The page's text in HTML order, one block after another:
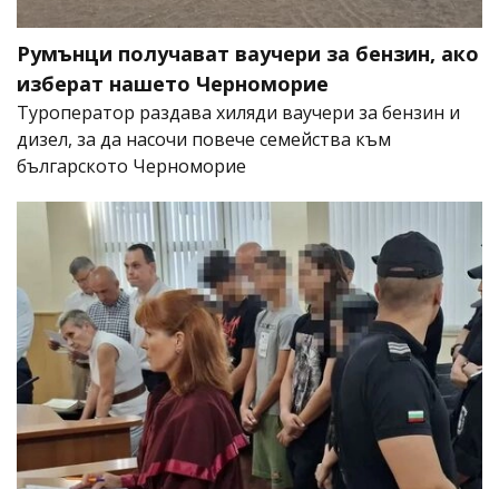
Румънци получават ваучери за бензин, ако
изберат нашето Черноморие
Туроператор раздава хиляди ваучери за бензин и
дизел, за да насочи повече семейства към
българското Черноморие